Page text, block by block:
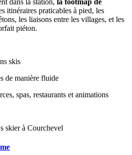
dans la station, la footmap de
itinéraires praticables à pied, les
les liaisons entre les villages, et les
piéton.
skis
de manière fluide
spas, restaurants et animations
skier à Courchevel